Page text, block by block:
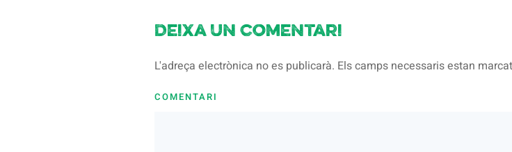
Deixa un comentari
L'adreça electrònica no es publicarà. Els camps necessaris estan
COMENTARI